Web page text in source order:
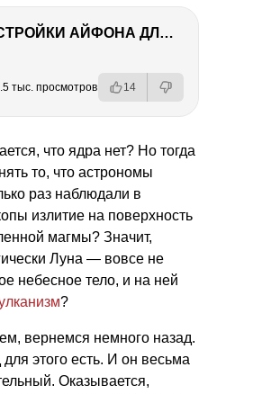
НАСТРОЙКИ АЙФОНА ДЛЯ ФОТО И ВИДЕО
тыс. просмотров 14
что ядра нет? Но тогда
то, что астрономы
раз наблюдали в
излитие на поверхность
магмы? Значит,
Луна — вовсе не
небесное тело, и на ней
?
вернемся немного назад.
этого есть. И он весьма
Оказывается,